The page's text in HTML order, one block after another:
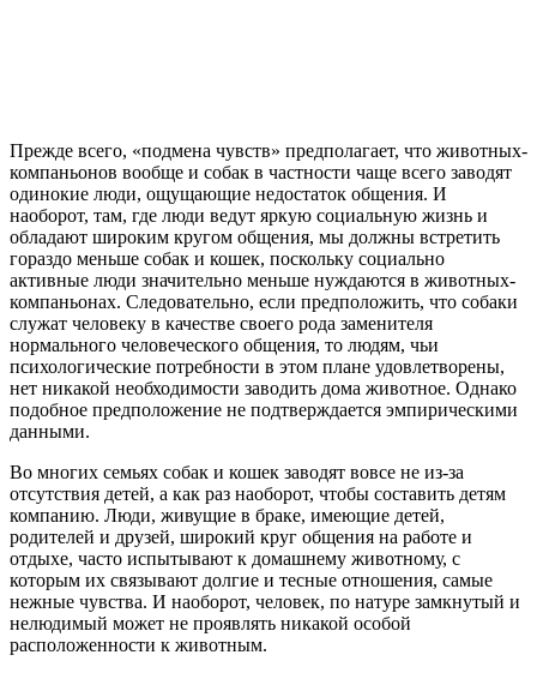
Прежде всего, «подмена чувств» предполагает, что животных-
компаньонов вообще и собак в частности чаще всего заводят
одинокие люди, ощущающие недостаток общения. И
наоборот, там, где люди ведут яркую социальную жизнь и
обладают широким кругом общения, мы должны встретить
гораздо меньше собак и кошек, поскольку социально
активные люди значительно меньше нуждаются в животных-
компаньонах. Следовательно, если предположить, что собаки
служат человеку в качестве своего рода заменителя
нормального человеческого общения, то людям, чьи
психологические потребности в этом плане удовлетворены,
нет никакой необходимости заводить дома животное. Однако
подобное предположение не подтверждается эмпирическими
данными.
Во многих семьях собак и кошек заводят вовсе не из-за
отсутствия детей, а как раз наоборот, чтобы составить детям
компанию. Люди, живущие в браке, имеющие детей,
родителей и друзей, широкий круг общения на работе и
отдыхе, часто испытывают к домашнему животному, с
которым их связывают долгие и тесные отношения, самые
нежные чувства. И наоборот, человек, по натуре замкнутый и
нелюдимый может не проявлять никакой особой
расположенности к животным.